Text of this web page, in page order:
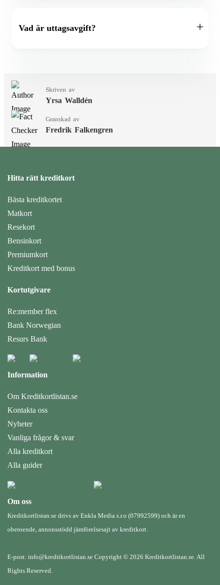
Vad är uttagsavgift?
Skriven av
Yrsa Walldén
Granskad av
Fredrik Falkengren
Hitta rätt kreditkort
Bästa kreditkortet
Matkort
Resekort
Bensinkort
Premiumkort
Kreditkort med bonus
Kortutgivare
Re:member flex
Bank Norwegian
Resurs Bank
Information
Om Kreditkortlistan.se
Kontakta oss
Nyheter
Vanliga frågor & svar
Alla kreditkort
Alla guider
Om oss
Kreditkortlistan.se drivs av Enkla Media s.r.o (07992599) och är en
oberoende, annonsstödd jämförelsesajt av kreditkort.
E-post: info@kreditkortlistan.se Copyright © 2026 Kreditkortlistan.se. All
Rights Reserved.